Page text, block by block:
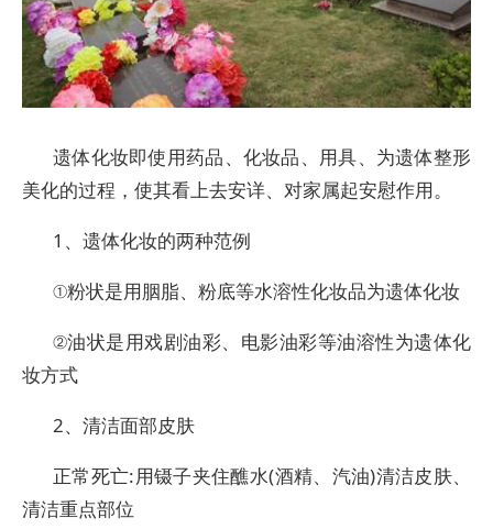
遗体化妆即使用药品、化妆品、用具、为遗体整形
美化的过程，使其看上去安详、对家属起安慰作用。
1、遗体化妆的两种范例
①粉状是用胭脂、粉底等水溶性化妆品为遗体化妆
②油状是用戏剧油彩、电影油彩等油溶性为遗体化
妆方式
2、清洁面部皮肤
正常死亡:用镊子夹住醮水(酒精、汽油)清洁皮肤、
清洁重点部位